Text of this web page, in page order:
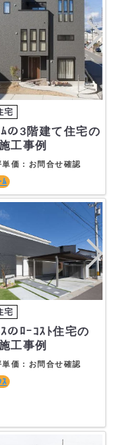
工事例
単価：お問合せ確認
ﾑ
工事例
単価：お問合せ確認
ｽ